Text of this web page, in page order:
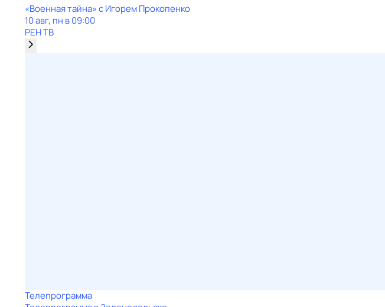
«Военная тайна» с Игорем Прокопенко
10 авг, пн в 09:00
РЕН ТВ
Телепрограмма